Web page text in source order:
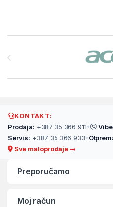
KONTAKT:
Prodaja: +387 35 366 911•
Servis: +387 35 366 933•
Sve maloprodaje →
Preporučamo
Moj račun